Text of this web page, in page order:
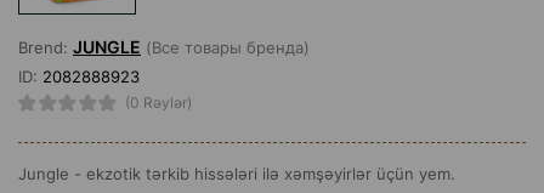
Brend: JUNGLE (Все товары бренда)
ID: 2082888923
(0 Rəylər)
Jungle - ekzotik tərkib hissələri ilə xəmşəyirlər üçün yem.